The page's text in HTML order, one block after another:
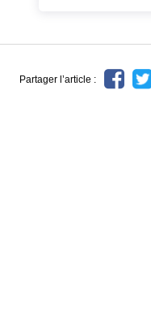
Partager l’article :